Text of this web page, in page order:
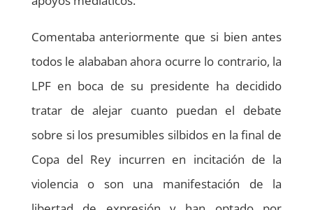
Comentaba anteriormente que si bien antes
todos le alababan ahora ocurre lo contrario, la
LPF en boca de su presidente ha decidido
tratar de alejar cuanto puedan el debate
sobre si los presumibles silbidos en la final de
Copa del Rey incurren en incitación de la
violencia o son una manifestación de la